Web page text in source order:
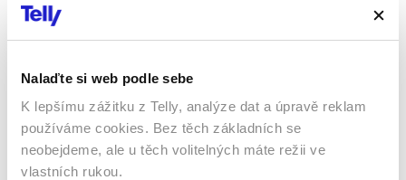
Nalaďte si web podle sebe
K lepšímu zážitku z Telly, analýze dat a úpravě reklam
používáme cookies. Bez těch základních se
neobejdeme, ale u těch volitelných máte režii ve
vlastních rukou.